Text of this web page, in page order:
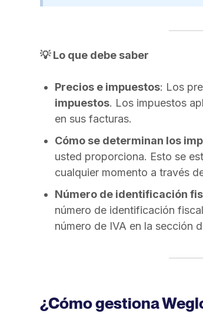
💡 Lo que debe saber
Precios e impuestos: Los
impuestos. Los impuestos
en sus facturas.
Cómo se determinan los
usted proporciona. Esto se
cualquier momento a través
Número de identificación
número de identificación
número de IVA en la sección
¿Cómo gestiona